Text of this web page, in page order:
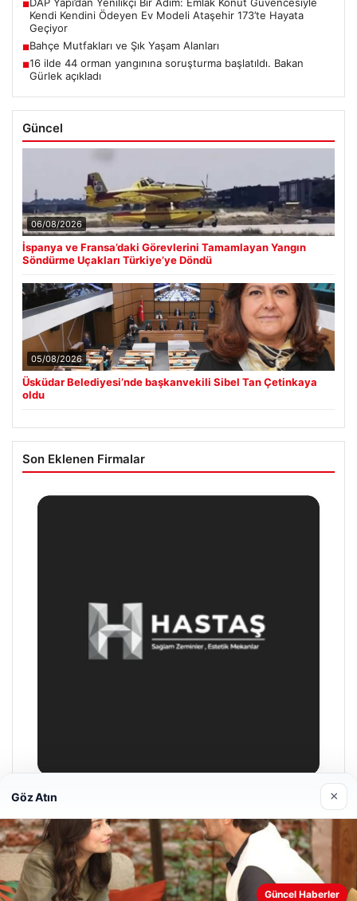
■DAP Yapı’dan Yenilikçi Bir Adım: Emlak Konut Güvencesiyle
Kendi Kendini Ödeyen Ev Modeli Ataşehir 173’te Hayata
Geçiyor
■Bahçe Mutfakları ve Şık Yaşam Alanları
■16 ilde 44 orman yangınına soruşturma başlatıldı. Bakan
Gürlek açıkladı
Güncel
06/08/2026
İspanya ve Fransa’daki Görevlerini Tamamlayan Yangın
Söndürme Uçakları Türkiye’ye Döndü
05/08/2026
Üsküdar Belediyesi’nde başkanvekili Sibel Tan Çetinkaya
oldu
Son Eklenen Firmalar
28/04/2026
Web sitemizi nasıl kullandığınızı daha iyi anlayabilmek,
Göz Atın ×
Güncel Haberler